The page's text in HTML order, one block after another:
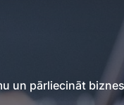
programma
un pārliecināt